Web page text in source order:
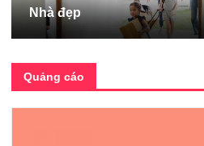
Nhà đẹp
Quảng cáo